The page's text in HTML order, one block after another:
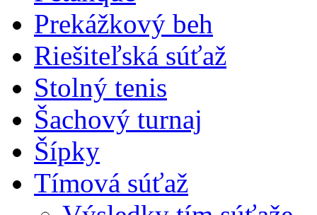
Prekážkový beh
Riešiteľská súťaž
Stolný tenis
Šachový turnaj
Šípky
Tímová súťaž